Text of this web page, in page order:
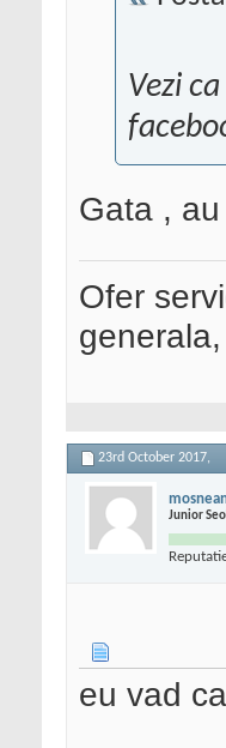
Vezi
Gata ,
Ofer
23rd October 2017,
Junior
eu vad